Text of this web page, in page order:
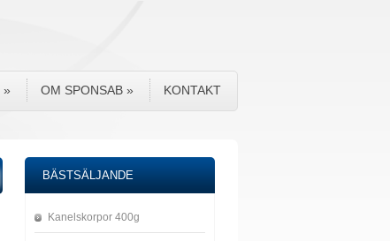
» OM SPONSAB » KONTAKT
BÄSTSÄLJANDE
Kanelskorpor 400g